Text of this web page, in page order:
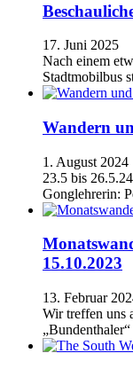
17. Juni 2025
Nach einem
Stadtmobilbus
Wandern
1. August 2024
23.5 bis
Gonglehrerin:
15.10.2023
13. Februar
Wir treffen uns